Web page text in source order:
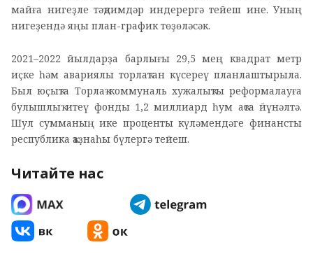
майға нигеҙле тәҡдимдәр индерергә тейеш ине. Уның
нигеҙендә яңы план-график төҙөләсәк.
2021–2022 йылдарҙа барлығы 29,5 мең квадрат метр
иҫке һәм авариялы торлаҡтан күсереү планлаштырыла.
Был юҫыҡта Торлаҡ-коммуналь хужалыҡты реформалауға
булышлыҡ итеү фонды 1,2 миллиард һум аҡса йүнәлтә.
Шул сумманың ике проценты күләмендәге финансты
республика ҡаҙнаһы бүлергә тейеш.
Читайте нас